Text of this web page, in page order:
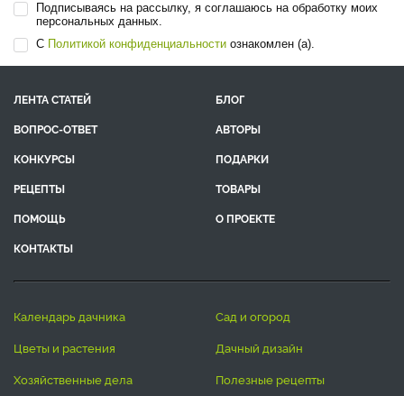
Подписываясь на рассылку, я соглашаюсь на обработку моих
персональных данных.
С Политикой конфиденциальности ознакомлен (а).
ЛЕНТА СТАТЕЙ
БЛОГ
ВОПРОС-ОТВЕТ
АВТОРЫ
КОНКУРСЫ
ПОДАРКИ
РЕЦЕПТЫ
ТОВАРЫ
ПОМОЩЬ
О ПРОЕКТЕ
КОНТАКТЫ
календарь дачника
сад и огород
цветы и растения
дачный дизайн
хозяйственные дела
полезные рецепты